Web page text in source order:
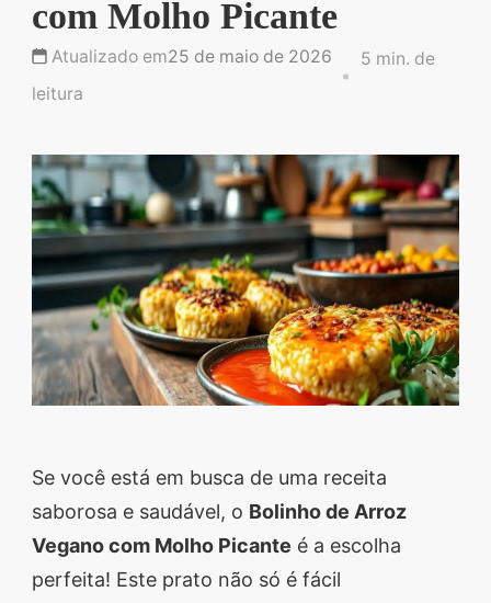
Descubra sobremesas
irresistíveis, refeições
saudáveis e práticas,
vida na cozinha. 🍰🥗
Quer aprender a fazer
um almoço delicioso,
um jantar especial ou
sobremesas de dar água
na boca? Nós temos
tudo o que você
culinárias incríveis,
segredos valiosos e
receitas rápidas e fáceis
que vão impressionar
com Molho Picante
Atualizado em25 de maio de 2026
5 min. de
leitura
Se você está em busca de uma receita
saborosa e saudável, o Bolinho de Arroz
Vegano com Molho Picante é a escolha
perfeita! Este prato não só é fácil